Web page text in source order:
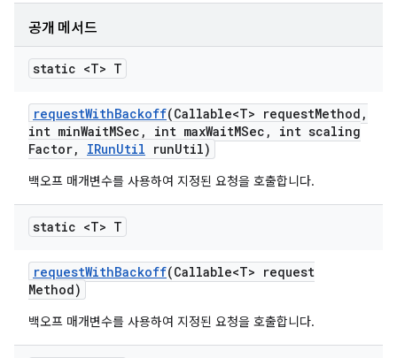
공개 메서드
static <T> T
requestWithBackoff(Callable<T> requestMethod ,
int minWaitMSec , int maxWaitMSec ,
int scaling
Factor, IRunUtil runUtil)
백오프 매개변수를 사용하여 지정된 요청을 호출합니다.
static <T> T
requestWithBackoff(Callable<T> request
Method)
백오프 매개변수를 사용하여 지정된 요청을 호출합니다.